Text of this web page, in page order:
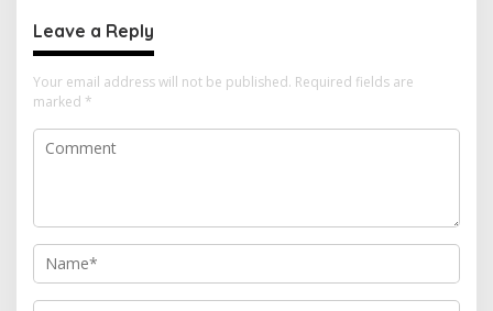
Leave a Reply
Your email address will not be published. Required fields are
marked *